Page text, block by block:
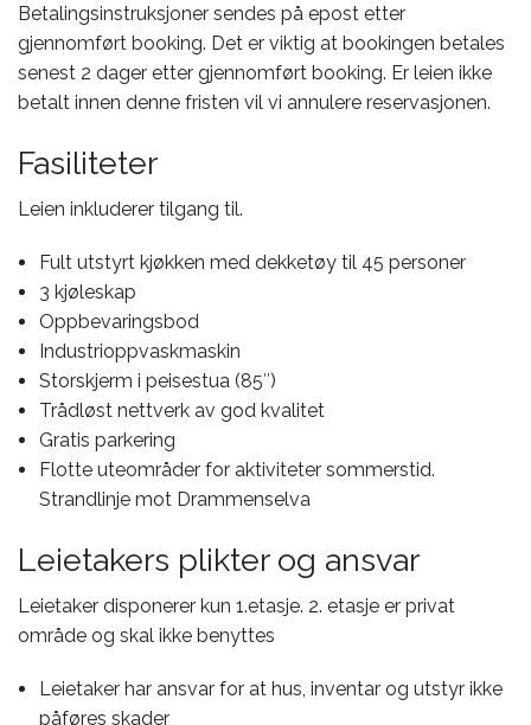
Betalingsinstruksjoner sendes på epost etter
gjennomført booking. Det er viktig at bookingen betales
senest 2 dager etter gjennomført booking. Er leien ikke
betalt innen denne fristen vil vi annulere reservasjonen.
Fasiliteter
Leien inkluderer tilgang til.
Fult utstyrt kjøkken med dekketøy til 45 personer
3 kjøleskap
Oppbevaringsbod
Industrioppvaskmaskin
Storskjerm i peisestua (85″)
Trådløst nettverk av god kvalitet
Gratis parkering
Flotte uteområder for aktiviteter sommerstid.
Strandlinje mot Drammenselva
Leietakers plikter og ansvar
Leietaker disponerer kun 1.etasje. 2. etasje er privat
område og skal ikke benyttes
Leietaker har ansvar for at hus, inventar og utstyr ikke
påføres skader